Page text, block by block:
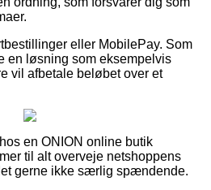
eller MobilePay. Som
en løsning som eksempelvis
vil afbetale beløbet over et
en ONION online butik
til alt overveje netshoppens
gerne ikke særlig spændende.